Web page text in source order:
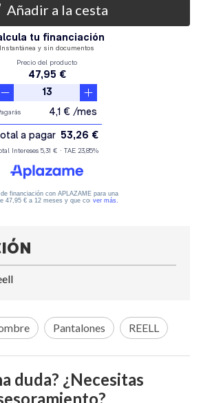
Añadir a la cesta
Pantalones REELL
duda? ¿Necesitas